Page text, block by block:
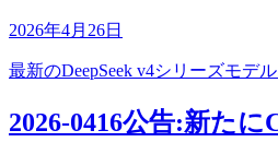
2026年4月26日
最新のDeepSeek v4シリーズモデ
2026-0416公告:新た